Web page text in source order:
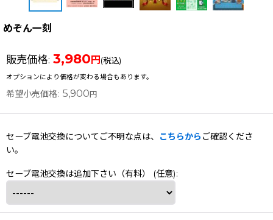
めぞん一刻
販売価格: 3,980 円 (税込)
オプションにより価格が変わる場合もあります。
希望小売価格: 5,900 円
セーブ電池交換についてご不明な点は、 こちらから ご確認くださ
い。
セーブ電池交換は追加下さい（有料） (任意):